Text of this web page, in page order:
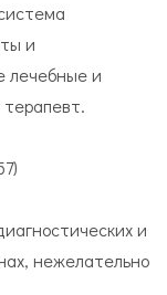
и
лечебные и
и
нежелательно